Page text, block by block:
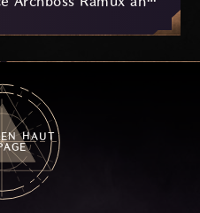
the Ballista, and the
that awaits.
HAUT